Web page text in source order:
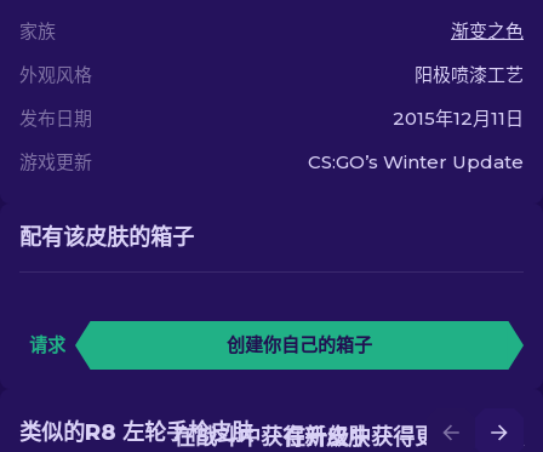
家族
渐变之色
外观风格
阳极喷漆工艺
发布日期
2015年12月11日
游戏更新
CS:GO’s Winter Update
配有该皮肤的箱子
请求 创建你自己的箱子
在升级中获得更好的皮肤
在战斗中获得新皮肤
类似的R8 左轮手枪皮肤